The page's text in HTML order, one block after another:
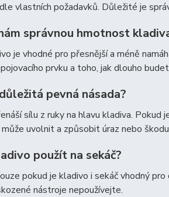
vlastních požadavků. Důležité je
správnou hmotnost
je vhodné pro přesnější a méně
prvku a toho, jak dlouho
pevná násada?
sílu z ruky na hlavu kladiva.
uvolnit a způsobit úraz nebo
použít na sekáč?
pokud je kladivo i sekáč vhodný
nástroje nepoužívejte.